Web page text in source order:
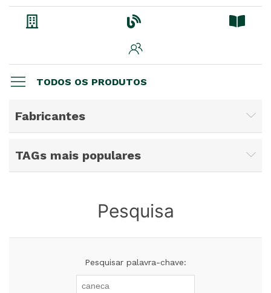
TODOS OS PRODUTOS
Fabricantes
TAGs mais populares
Pesquisa
Pesquisar palavra-chave: